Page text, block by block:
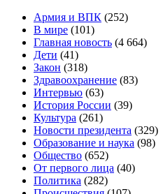
Армия и ВПК (252)
В мире (101)
Главная новость (4 664)
Дети (41)
Закон (318)
Здравоохранение (83)
Интервью (63)
История России (39)
Культура (261)
Новости президента (329)
Образование и наука (98)
Общество (652)
От первого лица (40)
Политика (282)